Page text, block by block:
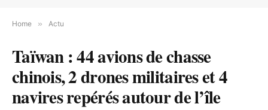
Home » Actu
Taïwan : 44 avions de chasse
chinois, 2 drones militaires et 4
navires repérés autour de l’île